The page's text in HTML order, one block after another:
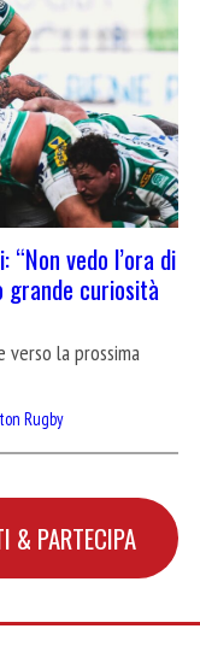
“Non vedo l’ora di
grande curiosità
verso la prossima
Rugby
& PARTECIPA